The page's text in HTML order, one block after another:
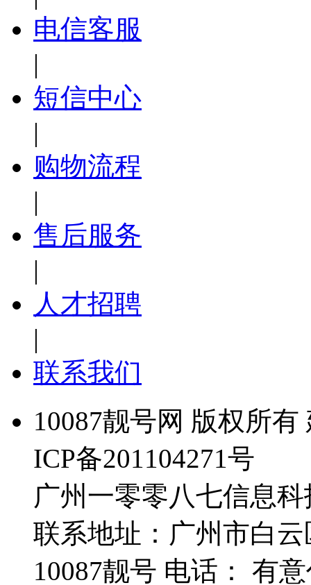
电信客服
|
短信中心
|
购物流程
|
售后服务
|
人才招聘
|
联系我们
10087靓号网 版权所
ICP备201104271号
广州一零零八七信息
联系地址：广州市白
10087靓号 电话： 有